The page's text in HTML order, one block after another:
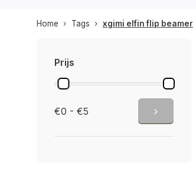
Home Tags xgimi elfin flip beamer
Prijs
€0 - €5
Beste Service Garantie